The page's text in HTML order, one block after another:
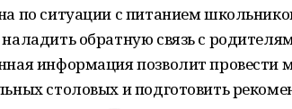
по ситуации с питанием
обратную связь с
информация позволит провести
столовых и подготовить